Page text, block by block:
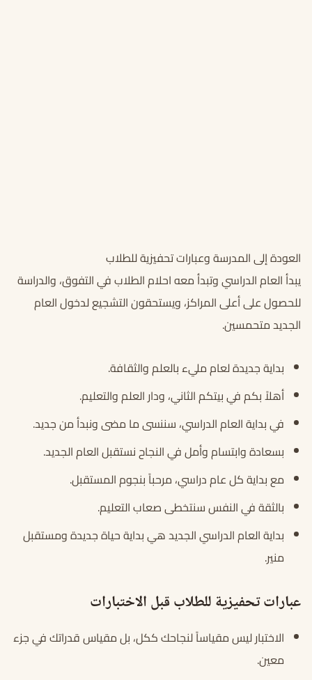
العودة إلى المدرسة وعبارات تحفيزية للطلاب
يبدأ العام الدراسي وتبدأ معه احلام الطلاب في التفوق، والدراسة
للحصول على أعلى المراكز، ويستحقون التشجيع لدخول العام
الجديد متحمسين.
بداية جديدة لعام مليء بالعلم والثقافة.
أهلاً بكم في بيتكم الثاني، ودار العلم والتعليم.
في بداية العام الدراسي، سننسى ما مضى ونبدأ من جديد.
بسعادة وابتسام وأمل في النجاح نستقبل العام الجديد.
مع بداية كل عام دراسي، مرحباً بنجوم المستقبل.
بالثقة في النفس سنتخطى صعاب التعليم.
بداية العام الدراسي الجديد هي بداية حياة جديدة ومستقبل
منير.
عبارات تحفيزية للطلاب قبل الاختبارات
الاختبار ليس مقياساً لنجاحك ككل، بل مقياس قدراتك في جزء
معين.